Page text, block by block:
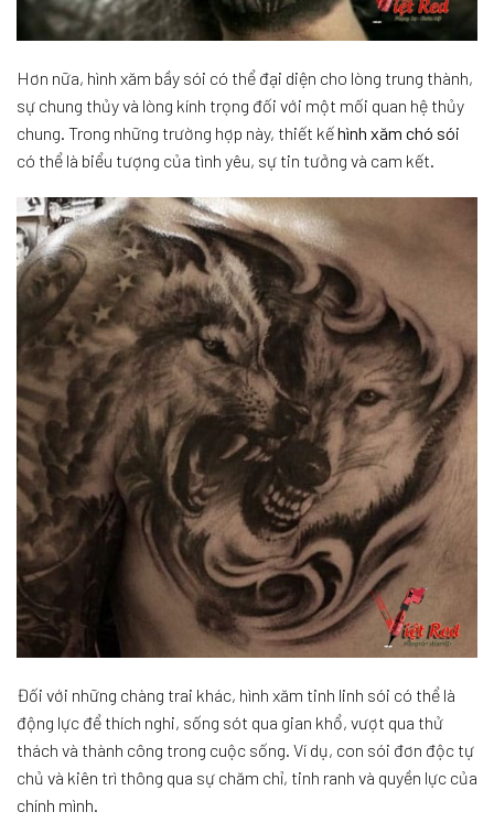
Hơn nữa, hình xăm bầy sói có thể đại diện cho lòng trung thành,
sự chung thủy và lòng kính trọng đối với một mối quan hệ thủy
chung. Trong những trường hợp này, thiết kếhình xăm chó sói
có thể là biểu tượng của tình yêu, sự tin tưởng và cam kết.
Đối với những chàng trai khác, hình xăm tinh linh sói có thể là
động lực để thích nghi, sống sót qua gian khổ, vượt qua thử
thách và thành công trong cuộc sống. Ví dụ, con sói đơn độc tự
chủ và kiên trì thông qua sự chăm chỉ, tinh ranh và quyền lực của
chính mình.